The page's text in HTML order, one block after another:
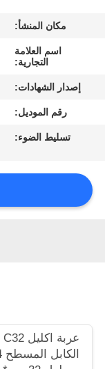
ضبط
الجودة
طلب
اقتباس
الموقع
مكان المنشأ:
اسم العلامة
التجارية:
إصدار الشهادات:
رقم الموديل:
تسليط الضوء: